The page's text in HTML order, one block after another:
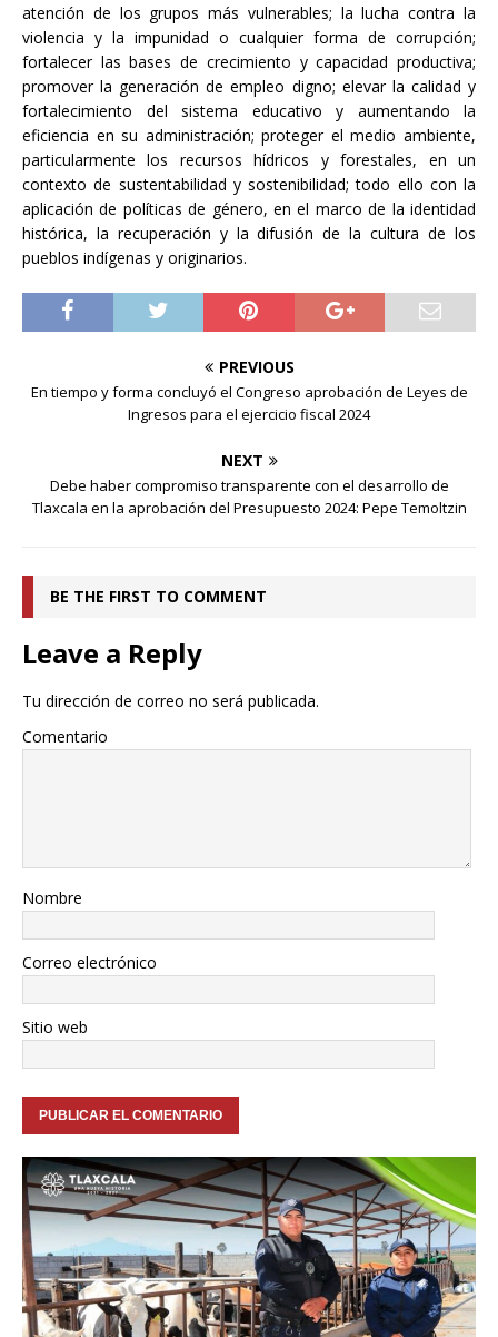
atención de los grupos más vulnerables; la lucha contra la
violencia y la impunidad o cualquier forma de corrupción;
fortalecer las bases de crecimiento y capacidad productiva;
promover la generación de empleo digno; elevar la calidad y
fortalecimiento del sistema educativo y aumentando la
eficiencia en su administración; proteger el medio ambiente,
particularmente los recursos hídricos y forestales, en un
contexto de sustentabilidad y sostenibilidad; todo ello con la
aplicación de políticas de género, en el marco de la identidad
histórica, la recuperación y la difusión de la cultura de los
pueblos indígenas y originarios.
PREVIOUS
En tiempo y forma concluyó el Congreso aprobación de Leyes de
Ingresos para el ejercicio fiscal 2024
NEXT
Debe haber compromiso transparente con el desarrollo de
Tlaxcala en la aprobación del Presupuesto 2024: Pepe Temoltzin
BE THE FIRST TO COMMENT
Leave a Reply
Tu dirección de correo no será publicada.
Comentario
Nombre
Correo electrónico
Sitio web